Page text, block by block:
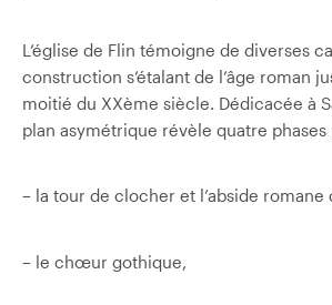
L’église de Flin témoigne de diverses
construction s’étalant de l’âge roman
moitié du XXème siècle. Dédicacée à
plan asymétrique révèle quatre phases
– la tour de clocher et l’abside romane
– le chœur gothique,